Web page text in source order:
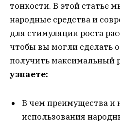
тонкости. В этой статье
народные средства и
для стимуляции роста
чтобы вы могли сделать
получить максимальный
узнаете:
В чем преимущества и
использования